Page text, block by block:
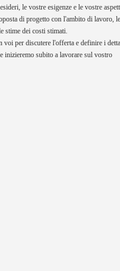
le vostre esigenze e le vostre
di progetto con l'ambito di lavoro, le
stime dei costi stimati.
voi per discutere l'offerta e definire i
inizieremo subito a lavorare sul vostro